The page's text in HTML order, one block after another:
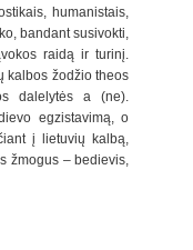
humanistais,
bandant susivokti,
raidą ir turinį.
kalbos žodžio theos
dalelytės a (ne).
egzistavimą, o
į lietuvių kalbą,
žmogus – bedievis,